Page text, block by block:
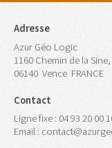
Adresse
Azur Géo Logic
1160 Chemin de la
06140 Vence FRANCE
Contact
Ligne fixe : 04 93 20 00
Email :